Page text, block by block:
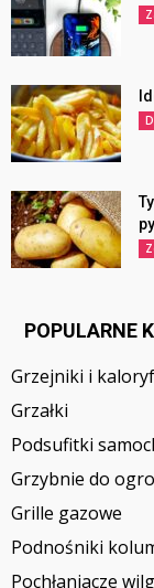
POPULARNE
Grzejniki i
Grzałki
Podsufitki
Grzybnie do
Grille gazowe
Podnośniki
Pochłaniacze